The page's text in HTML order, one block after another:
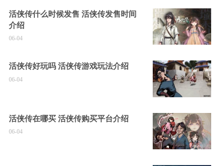
活侠传什么时候发售 活侠传发售时间
介绍
06-04
活侠传好玩吗 活侠传游戏玩法介绍
06-04
活侠传在哪买 活侠传购买平台介绍
06-04